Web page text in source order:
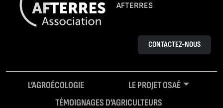
AFTERRES
CONTACTEZ-NOUS
L’AGROÉCOLOGIE
LE PROJET OSAÉ
TÉMOIGNAGES D’AGRICULTEURS